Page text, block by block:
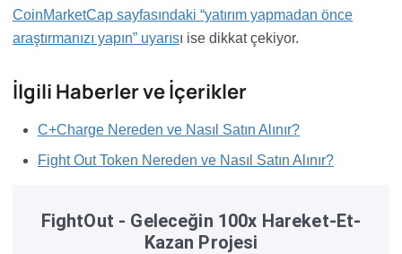
CoinMarketCap sayfasındaki “yatırım yapmadan önce
araştırmanızı yapın” uyarısı ise dikkat çekiyor.
İlgili Haberler ve İçerikler
C+Charge Nereden ve Nasıl Satın Alınır?
Fight Out Token Nereden ve Nasıl Satın Alınır?
FightOut - Geleceğin 100x Hareket-Et-
Kazan Projesi